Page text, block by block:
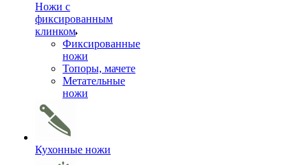
Ножи с
фиксированным
клинком
Фиксированные
ножи
Топоры, мачете
Метательные
ножи
Кухонные ножи